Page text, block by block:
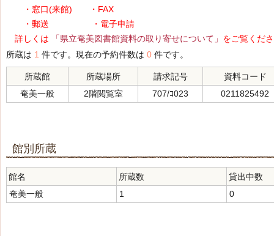
・窓口(来館) ・FAX
・郵送 ・電子申請
詳しくは
「県立奄美図書館資料の取り寄せについて」 をご覧くだ
所蔵は 1 件です。現在の予約件数は 0 件です。
所蔵館 所蔵場所 請求記号
資料コード
奄美一般
2階閲覧室 707/ｺ023 0211825492
館別所蔵
館名 所蔵数
貸出中数
奄美一般
1 0